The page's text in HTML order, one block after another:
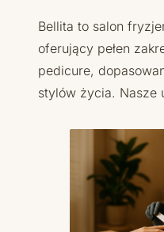
Bellita to salon
oferujący pełen
pedicure,
stylów życia. Nasze